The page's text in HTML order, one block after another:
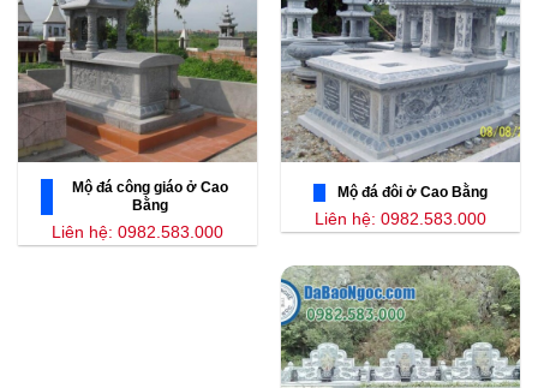
Mộ đá công giáo ở Cao
Bằng
Liên hệ: 0982.583.000
Mộ đá đôi ở Cao Bằng
Liên hệ: 0982.583.000